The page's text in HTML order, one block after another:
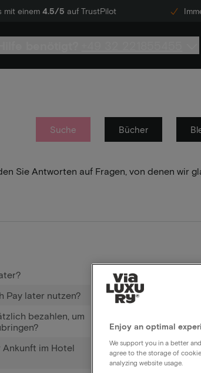
mit einem 4.5/5 auf TrustPilot
Suche Bücher
Sie Antworten auf Fragen, von denen wir
Pay later nutzen?
bezahlen, um
Ankunft im Hotel
Eine
bezahlen
zu
Das ist
Enjoy an optimal
We support you in a better
agree to the storage of
analyzing website usage.